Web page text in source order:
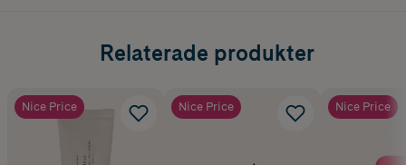
Relaterade produkter
Nice Price Nice Price Nice Price